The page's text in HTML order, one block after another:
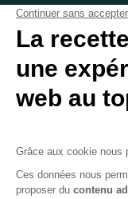
© 2020 - 2024•
Mentions légales•
Gestion des
Celt’Aventures,